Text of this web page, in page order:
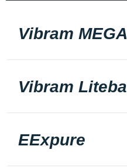
Vibram
Vibram
EExpure